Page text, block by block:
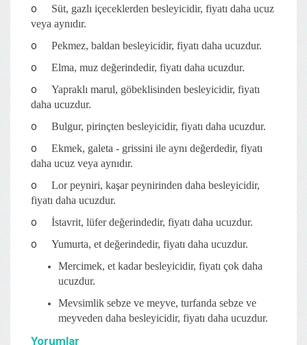
o
Süt, gazlı içeceklerden besleyicidir, fiyatı daha ucuz
veya aynıdır.
o Pekmez, baldan besleyicidir, fiyatı daha ucuzdur.
o Elma, muz değerindedir, fiyatı daha ucuzdur.
o
Yapraklı marul, göbeklisinden besleyicidir, fiyatı
daha ucuzdur.
o Bulgur, pirinçten besleyicidir, fiyatı daha ucuzdur.
o
Ekmek, galeta - grissini ile aynı değerdedir, fiyatı
daha ucuz veya aynıdır.
o
Lor peyniri, kaşar peynirinden daha besleyicidir,
fiyatı daha ucuzdur.
o İstavrit, lüfer değerindedir, fiyatı daha ucuzdur.
o
Yumurta, et değerindedir, fiyatı daha ucuzdur.
Mercimek, et kadar besleyicidir, fiyatı çok daha
ucuzdur.
Mevsimlik sebze ve meyve, turfanda sebze ve
meyveden daha besleyicidir, fiyatı daha ucuzdur.
Yorumlar